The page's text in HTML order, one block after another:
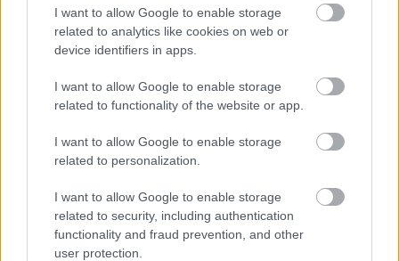
I want to allow Google to enable storage
related to analytics like cookies on web or
device identifiers in apps.
I want to allow Google to enable storage
related to functionality of the website or app.
I want to allow Google to enable storage
related to personalization.
I want to allow Google to enable storage
related to security, including authentication
functionality and fraud prevention, and other
user protection.
csomópont épül Angyalföldön
Másfélszeresére bővítik
Hódmezővásárhely jó hírű református
HÍRLEVÉL